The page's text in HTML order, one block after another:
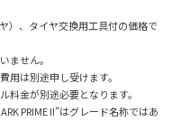
）、タイヤ交換用工具付の価格で
ません。
は別途申し受けます。
金が別途必要となります。
PRIME II”はグレード名称ではあ